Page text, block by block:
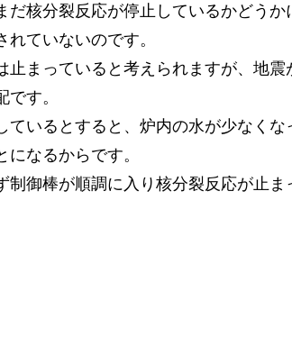
核分裂反応が停止しているかどうか
ていないのです。
止まっていると考えられますが、地
す。
ているとすると、炉内の水が少なく
なるからです。
制御棒が順調に入り核分裂反応が止